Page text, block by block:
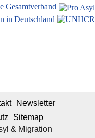
& Migration
Newsletter
Sitemap